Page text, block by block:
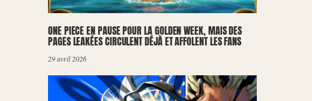
ONE PIECE EN PAUSE POUR LA GOLDEN WEEK, MAIS DES
PAGES LEAKÉES CIRCULENT DÉJÀ ET AFFOLENT LES FANS
29 avril 2026